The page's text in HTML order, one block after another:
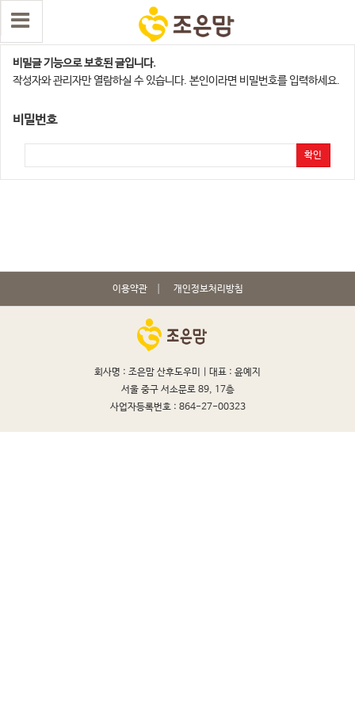
수원,오산지점
비밀글 기능으로 보호된 글입니다.
작성자와 관리자만 열람하실 수 있습니다. 본인이라면 비밀번호를 입력하세요.
비밀번호
확인
이용약관 개인정보처리방침
회사명 : 조은맘 산후도우미 | 대표 : 윤예지
서울 중구 서소문로 89, 17층
사업자등록번호 : 864-27-00323